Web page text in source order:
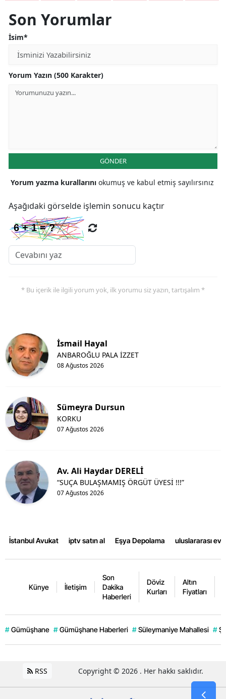
Son Yorumlar
İsim*
Yorum Yazın (500 Karakter)
GÖNDER
Yorum yazma kurallarını okumuş ve kabul etmiş sayılırsınız
Aşağıdaki görselde işlemin sonucu kaçtır
* Bu içerik ile ilgili yorum yok, ilk yorumu siz yazın, tartışalım *
İsmail Hayal
08 Ağustos 2026
ANBAROĞLU PALA İZZET
Sümeyra Dursun
07 Ağustos 2026
KORKU
Av. Ali Haydar DERELİ
07 Ağustos 2026
“SUÇA BULAŞMAMIŞ ÖRGÜT ÜYESİ !!!”
İstanbul Avukat iptv satın al Eşya Depolama uluslararası
Künye İletişim
Son
Dakika
Haberleri
Döviz
Kurları
Altın
Fiyatları
# Gümüşhane # Gümüşhane Haberleri # Süleymaniye Mahallesi #
RSS Copyright © 2026 . Her hakkı saklıdır.